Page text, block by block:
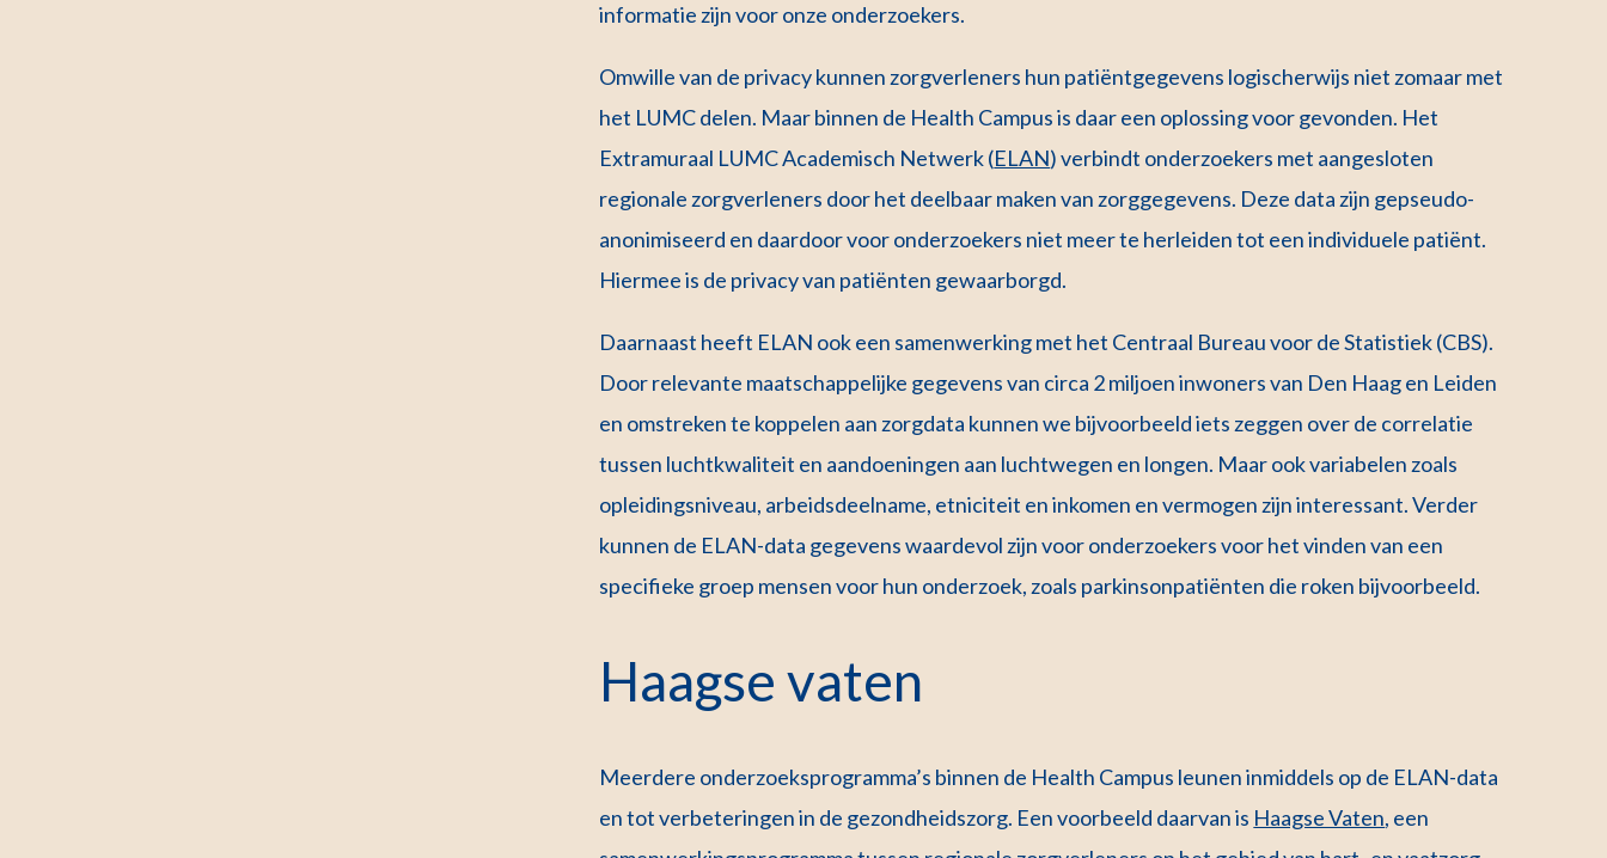
informatie zijn voor onze onderzoekers.
Omwille van de privacy kunnen zorgverleners hun patiëntgegevens logischerwijs niet zomaar met
het LUMC delen. Maar binnen de Health Campus is daar een oplossing voor gevonden. Het
Extramuraal LUMC Academisch Netwerk (ELAN) verbindt onderzoekers met aangesloten
regionale zorgverleners door het deelbaar maken van zorggegevens. Deze data zijn gepseudo-
anonimiseerd en daardoor voor onderzoekers niet meer te herleiden tot een individuele patiënt.
Hiermee is de privacy van patiënten gewaarborgd.
Daarnaast heeft ELAN ook een samenwerking met het Centraal Bureau voor de Statistiek (CBS).
Door relevante maatschappelijke gegevens van circa 2 miljoen inwoners van Den Haag en Leiden
en omstreken te koppelen aan zorgdata kunnen we bijvoorbeeld iets zeggen over de correlatie
tussen luchtkwaliteit en aandoeningen aan luchtwegen en longen. Maar ook variabelen zoals
opleidingsniveau, arbeidsdeelname, etniciteit en inkomen en vermogen zijn interessant. Verder
kunnen de ELAN-data gegevens waardevol zijn voor onderzoekers voor het vinden van een
specifieke groep mensen voor hun onderzoek, zoals parkinsonpatiënten die roken bijvoorbeeld.
Haagse vaten
Meerdere onderzoeksprogramma’s binnen de Health Campus leunen inmiddels op de ELAN-data
en tot verbeteringen in de gezondheidszorg. Een voorbeeld daarvan is Haagse Vaten, een